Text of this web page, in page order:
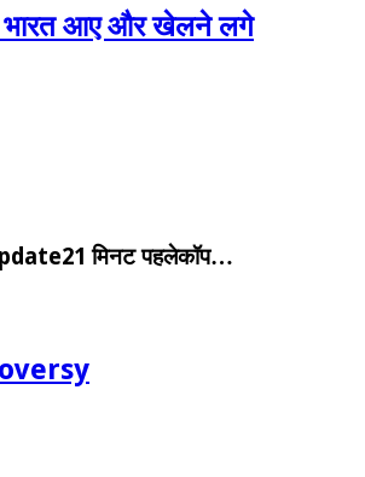
भारत आए और खेलने लगे
मिनट पहलेकॉप…